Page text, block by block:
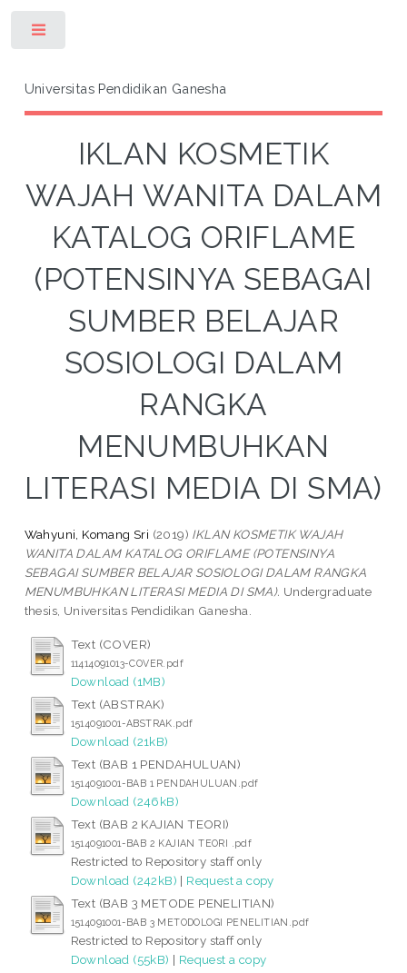
Universitas Pendidikan Ganesha
IKLAN KOSMETIK
WAJAH WANITA DALAM
KATALOG ORIFLAME
(POTENSINYA SEBAGAI
SUMBER BELAJAR
SOSIOLOGI DALAM
RANGKA
MENUMBUHKAN
LITERASI MEDIA DI SMA)
Wahyuni, Komang Sri (2019) IKLAN KOSMETIK WAJAH
WANITA DALAM KATALOG ORIFLAME (POTENSINYA
SEBAGAI SUMBER BELAJAR SOSIOLOGI DALAM RANGKA
MENUMBUHKAN LITERASI MEDIA DI SMA). Undergraduate
thesis, Universitas Pendidikan Ganesha.
Text (COVER)
11414091013-COVER.pdf
Download (1MB)
Text (ABSTRAK)
1514091001-ABSTRAK.pdf
Download (21kB)
Text (BAB 1 PENDAHULUAN)
1514091001-BAB 1 PENDAHULUAN.pdf
Download (246kB)
Text (BAB 2 KAJIAN TEORI)
1514091001-BAB 2 KAJIAN TEORI .pdf
Restricted to Repository staff only
Download (242kB) | Request a copy
Text (BAB 3 METODE PENELITIAN)
1514091001-BAB 3 METODOLOGI PENELITIAN.pdf
Restricted to Repository staff only
Download (55kB) | Request a copy